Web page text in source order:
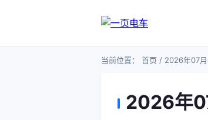
当前位置： 首页 / 2026年07
2026年